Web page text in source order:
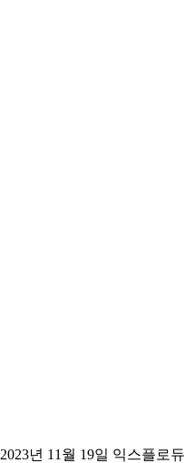
2023년 11월 19일 익스플로듀